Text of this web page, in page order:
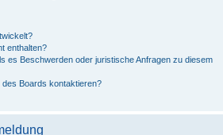
enthalten?
es Beschwerden oder juristische Anfragen zu diesem
des Boards kontaktieren?